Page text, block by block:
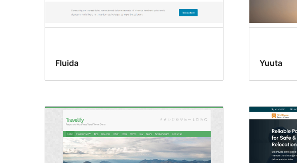
Fluida Yuuta